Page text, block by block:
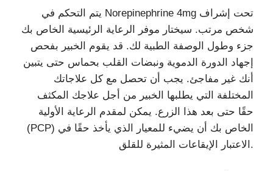
يتم التحكم في Norepinephrine 4mg تحت إشراف
شخص مرتب. سيختار موفر الرعاية الرئيسية الخاص بك
جزء وطول الوصفة الطبية لك. قد يقوم الخبير بفحص
إجهاد الدورة الدموية ونبضات القلب بحماس حتى يتبين
أنك غير مفاجئ. يجب أن تحصل مع كل علاجاتك
المختلفة التي يطلبها الخبير من أجل علاجك المكثف
حقًا حتى بعد هذا الزرع. يمكن لمقدم الرعاية الأولية
(PCP) الخاص بك أن يضيء للمعيار الذي يأخذ حقًا في
الاعتبار الإيقاعات المثيرة للقلق.